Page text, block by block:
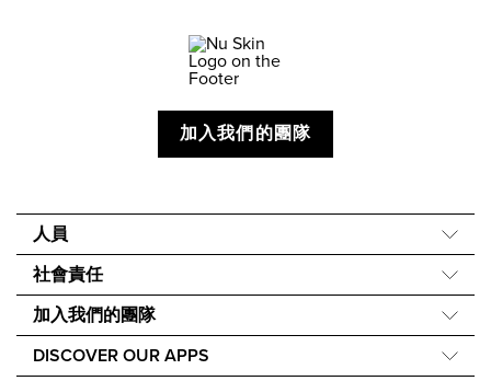
加入我們的團隊
人員
關於我們
我們的故事
40 週年
One Global Voice
社會責任
Force for Good
Nourish the Children
永續發展
加入我們的團隊
Nu Skin Rewards
DISCOVER OUR APPS